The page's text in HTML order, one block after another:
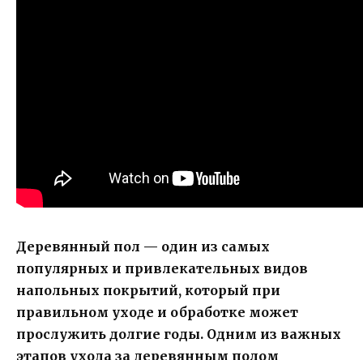
Деревянный пол — один из самых
популярных и привлекательных видов
напольных покрытий, который при
правильном уходе и обработке может
прослужить долгие годы. Одним из важных
этапов ухода за деревянным полом